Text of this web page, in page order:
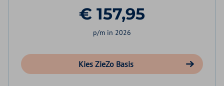
€ 157,95
p/m in 2026
Kies ZieZo Basis